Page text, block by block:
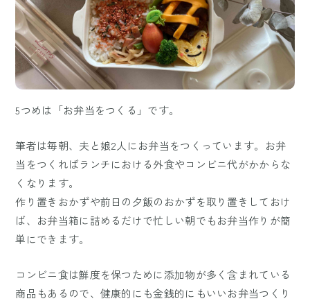
5つめは「お弁当をつくる」です。
筆者は毎朝、夫と娘2人にお弁当をつくっています。お弁
当をつくればランチにおける外食やコンビニ代がかからな
くなります。
作り置きおかずや前日の夕飯のおかずを取り置きしておけ
ば、お弁当箱に詰めるだけで忙しい朝でもお弁当作りが簡
単にできます。
コンビニ食は鮮度を保つために添加物が多く含まれている
商品もあるので、健康的にも金銭的にもいいお弁当つくり